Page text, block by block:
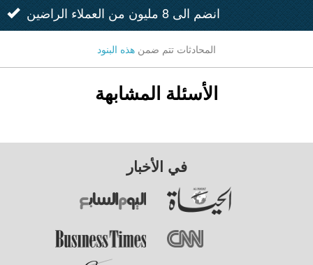
انضم الى 8 مليون من العملاء الراضين
المحادثات تتم ضمن هذه البنود
الأسئلة المشابهة
في الأخبار